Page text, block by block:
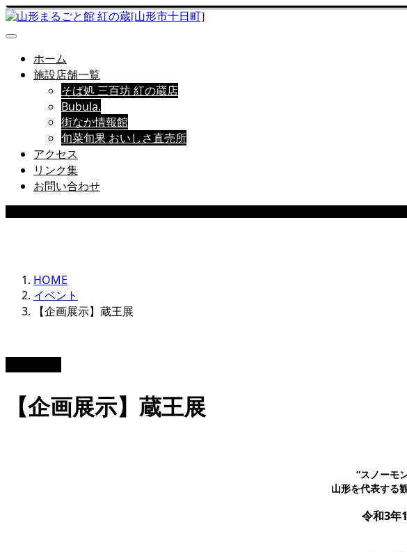
ホーム
施設店舗一覧
そば処 三百坊 紅の蔵店
Bubula.
街なか情報館
旬菜旬果 おいしさ直売所
アクセス
リンク集
お問い合わせ
HOME
イベント
【企画展示】蔵王展
【企画展示】蔵王展
”スノーモ
山形を代表する
令和3年